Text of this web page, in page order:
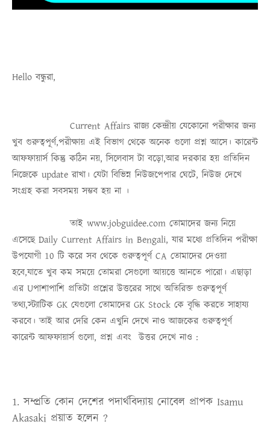
Helloবন্ধুরা,
Current Affairs রাজ্য কেন্দ্রীয় যেকোনো পরীক্ষার জন্য
খুব গুরুত্বপূর্ণ,পরীক্ষায় এই বিভাগ থেকে অনেক গুলো প্রশ্ন আসে। কারেন্ট
আফফায়ার্স কিন্তু কঠিন নয়, সিলেবাস টা বড়ো,আর দরকার হয় প্রতিদিন
নিজেকে update রাখা। যেটা বিভিন্ন নিউজপেপার ঘেটে, নিউজ দেখে
সংগ্রহ করা সবসময় সম্ভব হয় না ।
তাই www.jobguidee.com তোমাদের জন্য নিয়ে
এসেছে Daily Current Affairs in Bengali, যার মধ্যে প্রতিদিন পরীক্ষা
উপযোগী 10 টি করে সব থেকে গুরুত্বপূর্ণ CA তোমাদের দেওয়া
হবে,যাতে খুব কম সময়ে তোমরা সেগুলো আয়ত্তে আনতে পারো। এছাড়া
এর Uপাশাপাশি প্রতিটা প্রশ্নের উত্তরের সাথে অতিরিক্ত গুরুত্বপূর্ণ
তথ্য,স্ট্যাটিক GK যেগুলো তোমাদের GK Stock কে বৃদ্ধি করতেসাহায্য
করবে। তাই আর দেরি কেন এখুনি দেখে নাও আজকের গুরুত্বপূর্ণ
কারেন্ট আফফায়ার্স গুলো, প্রশ্ন এবং উত্তর দেখে নাও :
1. সম্প্রতি কোন দেশের পদার্থবিদ্যায় নোবেল প্রাপক Isamu
Akasaki প্রয়াত হলেন ?